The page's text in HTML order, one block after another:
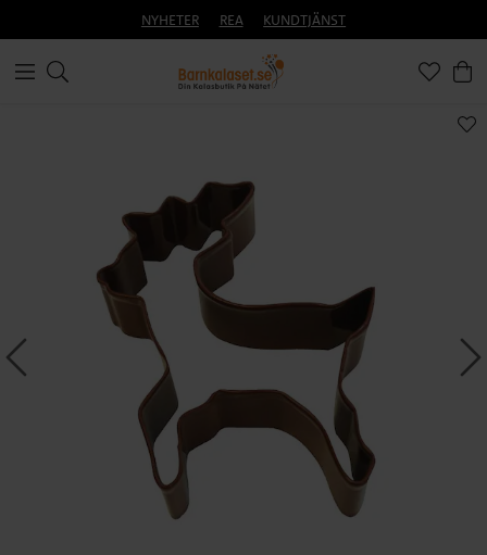
NYHETER REA KUNDTJÄNST